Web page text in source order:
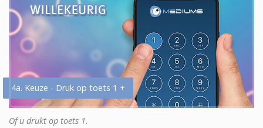
4a. Keuze - Druk op toets 1 +
Of u drukt op toets 1.